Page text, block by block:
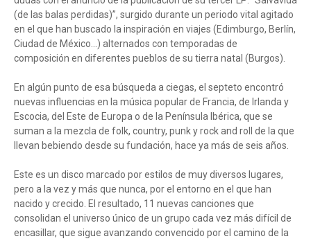
(de las balas perdidas)”, surgido durante un periodo vital agitado
en el que han buscado la inspiración en viajes (Edimburgo, Berlín,
Ciudad de México...) alternados con temporadas de
composición en diferentes pueblos de su tierra natal (Burgos).
En algún punto de esa búsqueda a ciegas, el septeto encontró
nuevas influencias en la música popular de Francia, de Irlanda y
Escocia, del Este de Europa o de la Península Ibérica, que se
suman a la mezcla de folk, country, punk y rock and roll de la que
llevan bebiendo desde su fundación, hace ya más de seis años.
Este es un disco marcado por estilos de muy diversos lugares,
pero a la vez y más que nunca, por el entorno en el que han
nacido y crecido. El resultado, 11 nuevas canciones que
consolidan el universo único de un grupo cada vez más difícil de
encasillar, que sigue avanzando convencido por el camino de la